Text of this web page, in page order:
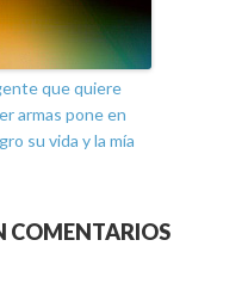
que quiere
armas pone en
su vida y la mía
COMENTARIOS